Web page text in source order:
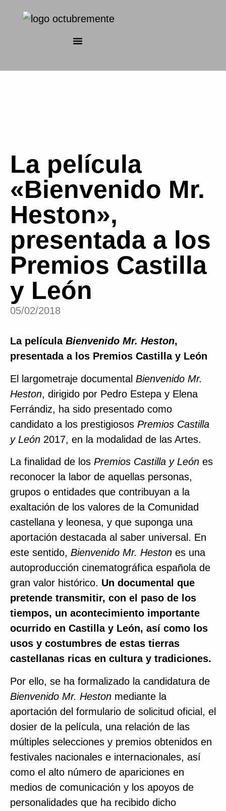
La película
«Bienvenido Mr.
Heston»,
presentada a los
Premios Castilla
y León
05/02/2018
La película Bienvenido Mr. Heston,
presentada a los Premios Castilla y León
El largometraje documental Bienvenido Mr.
Heston, dirigido por Pedro Estepa y Elena
Ferrándiz, ha sido presentado como
candidato a los prestigiosos Premios Castilla
y León 2017, en la modalidad de las Artes.
La finalidad de los Premios Castilla y León es
reconocer la labor de aquellas personas,
grupos o entidades que contribuyan a la
exaltación de los valores de la Comunidad
castellana y leonesa, y que suponga una
aportación destacada al saber universal. En
este sentido, Bienvenido Mr. Heston es una
autoproducción cinematográfica española de
gran valor histórico. Un documental que
pretende transmitir, con el paso de los
tiempos, un acontecimiento importante
ocurrido en Castilla y León, así como los
usos y costumbres de estas tierras
castellanas ricas en cultura y tradiciones.
Por ello, se ha formalizado la candidatura de
Bienvenido Mr. Heston mediante la
aportación del formulario de solicitud oficial, el
dosier de la película, una relación de las
múltiples selecciones y premios obtenidos en
festivales nacionales e internacionales, así
como el alto número de apariciones en
medios de comunicación y los apoyos de
personalidades que ha recibido dicho